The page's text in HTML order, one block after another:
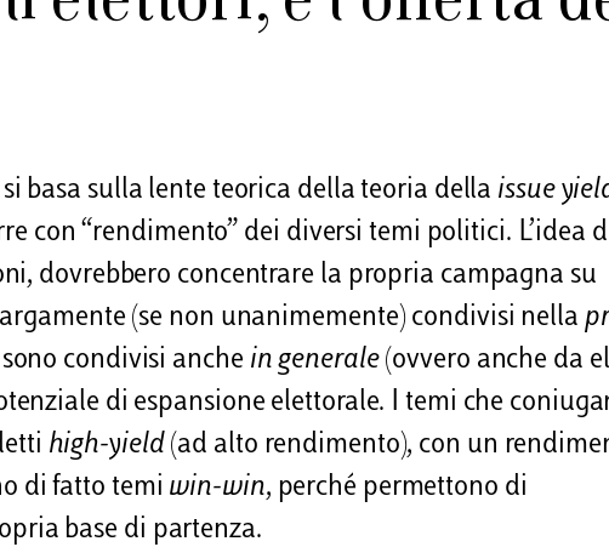
basa sulla lente teorica della teoria della issue
con “rendimento” dei diversi temi politici. L’idea
dovrebbero concentrare la propria campagna su
(se non unanimemente) condivisi nella
condivisi anche in generale(ovvero anche da
di espansione elettorale. I temi che
high-yield (ad alto rendimento), con un
di fatto temi win-win, perché permettono di
base di partenza.